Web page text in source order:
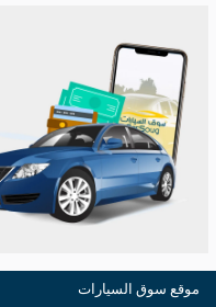
موقع سوق السيارات